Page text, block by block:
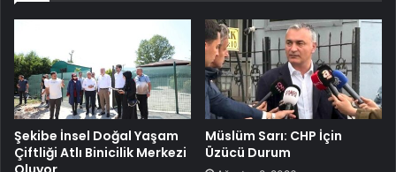
Şekibe İnsel Doğal Yaşam
Çiftliği Atlı Binicilik Merkezi
Müslüm Sarı: CHP İçin
Üzücü Durum